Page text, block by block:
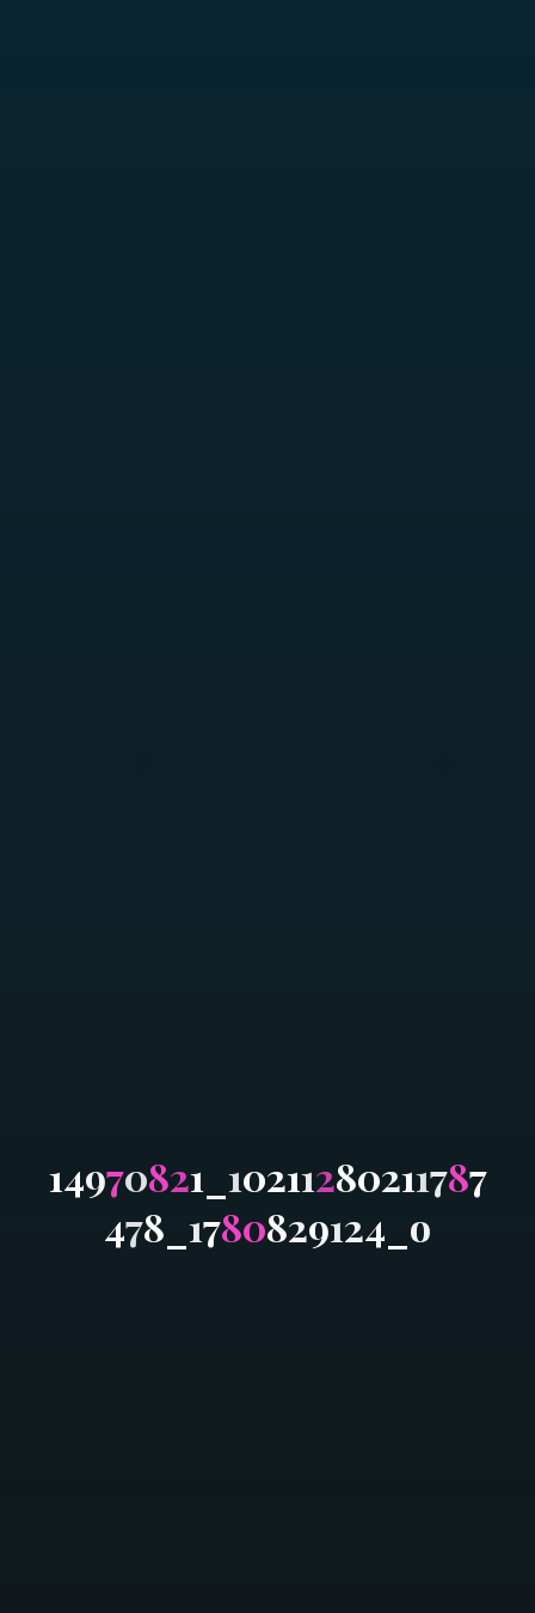
14970821 10211280211787
478 1780829124 o